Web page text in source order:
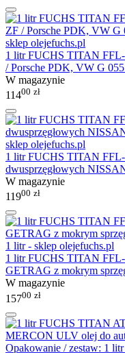
1 litr FUCHS TITAN FFL-
/ Porsche PDK, VW G
W magazynie
11400 zł
1 litr FUCHS TITAN
dwusprzęgłowych
W magazynie
11900 zł
1 litr FUCHS TITAN FFL-
GETRAG z mokrym
W magazynie
15700 zł